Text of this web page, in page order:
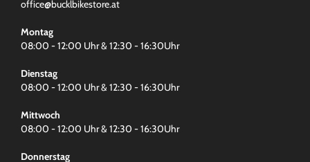
office@bucklbikestore.at
Montag
08:00 - 12:00 Uhr & 12:30 - 16:30Uhr
Dienstag
08:00 - 12:00 Uhr & 12:30 - 16:30Uhr
Mittwoch
08:00 - 12:00 Uhr & 12:30 - 16:30Uhr
Donnerstag